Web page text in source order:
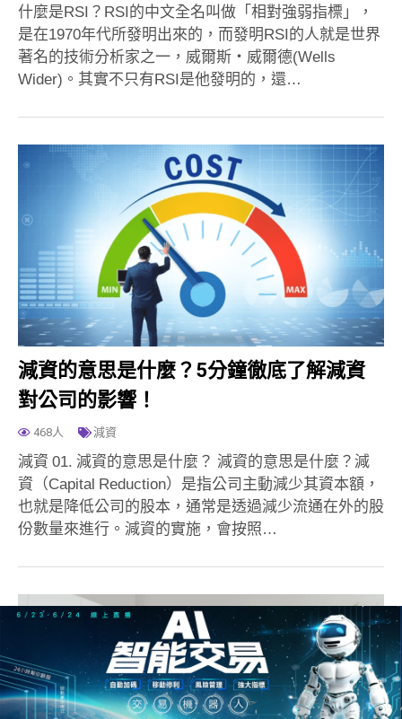
什麼是RSI？RSI的中文全名叫做「相對強弱指標」，
是在1970年代所發明出來的，而發明RSI的人就是世界
著名的技術分析家之一，威爾斯‧威爾德(Wells
Wider)。其實不只有RSI是他發明的，還…
減資的意思是什麼？5分鐘徹底了解減資
對公司的影響！
468人 減資
減資 01. 減資的意思是什麼？ 減資的意思是什麼？減
資（Capital Reduction）是指公司主動減少其資本額，
也就是降低公司的股本，通常是透過減少流通在外的股
份數量來進行。減資的實施，會按照…